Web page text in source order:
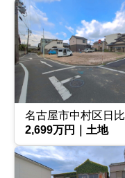
名古屋市中村区日
2,699万円｜土地